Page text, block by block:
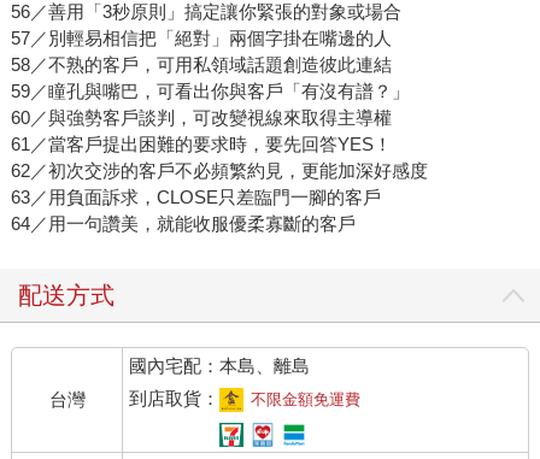
56／善用「3秒原則」搞定讓你緊張的對象或場合
57／別輕易相信把「絕對」兩個字掛在嘴邊的人
58／不熟的客戶，可用私領域話題創造彼此連結
59／瞳孔與嘴巴，可看出你與客戶「有沒有譜？」
60／與強勢客戶談判，可改變視線來取得主導權
61／當客戶提出困難的要求時，要先回答YES！
62／初次交涉的客戶不必頻繁約見，更能加深好感度
63／用負面訴求，CLOSE只差臨門一腳的客戶
64／用一句讚美，就能收服優柔寡斷的客戶
配送方式
台灣
國內宅配：本島、離島
到店取貨：
不限金額免運費